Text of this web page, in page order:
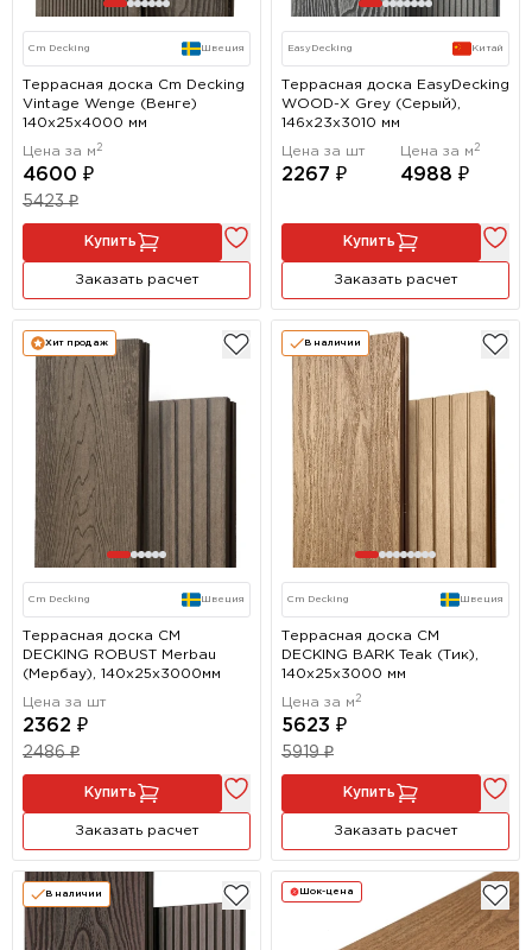
Cm Decking Швеция
Террасная доска Cm Decking
Vintage Wenge (Венге)
140x25х4000 мм
Цена за м 2
4600 ₽
5423 ₽
Купить
Заказать расчет
EasyDecking Китай
Террасная доска EasyDecking
WOOD-Х Grey (Серый),
146x23x3010 мм
Цена за шт
2267 ₽
Цена за м 2
4988 ₽
Купить
Заказать расчет
Хит продаж
Cm Decking Швеция
Террасная доска CM
DECKING ROBUST Merbau
(Мербау), 140x25х3000мм
Цена за шт
2362 ₽
2486 ₽
Купить
Заказать расчет
В наличии
Cm Decking Швеция
Террасная доска CM
DECKING BARK Teak (Тик),
140х25х3000 мм
Цена за м 2
5623 ₽
5919 ₽
Купить
Заказать расчет
В наличии Шок-цена